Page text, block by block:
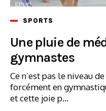
SPORTS
Une pluie de
gymnastes
Ce n’est pas le niveau
forcément en
et cette joie p...